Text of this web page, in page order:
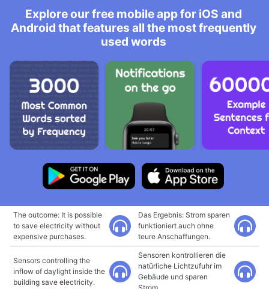
Explore our free mobile app for iOS and
Android that features all the most frequently
used words
The outcome: It is possible
to save electricity without
expensive purchases.
Das Ergebnis: Strom sparen
funktioniert auch ohne
teure Anschaffungen.
Sensors controlling the
inflow of daylight inside the
building save electricity.
Sensoren kontrollieren die
natürliche Lichtzufuhr im
Gebäude und sparen